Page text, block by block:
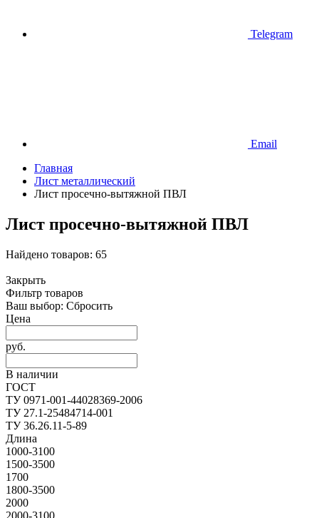
Telegram
Email
Главная
Лист металлический
Лист просечно-вытяжной ПВЛ
Лист просечно-вытяжной ПВЛ
Найдено товаров: 65
Закрыть
Фильтр товаров
Ваш выбор: Сбросить
Цена
руб.
В наличии
ГОСТ
ТУ 0971-001-44028369-2006
ТУ 27.1-25484714-001
ТУ 36.26.11-5-89
Длина
1000-3100
1500-3500
1700
1800-3500
2000
2000-3100